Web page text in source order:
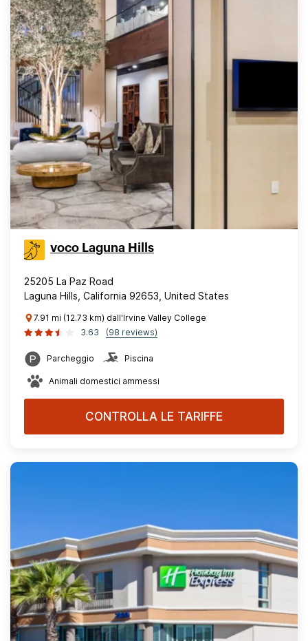
voco Laguna Hills
25205 La Paz Road
Laguna Hills, California 92653, United States
7.91 mi (12.73 km) dall'Irvine Valley College
3.63
(98 reviews)
Parcheggio Piscina
Animali domestici ammessi
CONTROLLA LE TARIFFE